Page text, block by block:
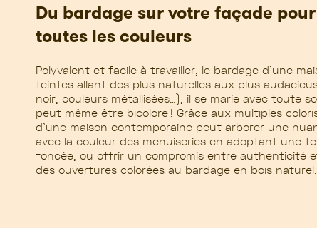
Du bardage sur votre façade
toutes les couleurs
Polyvalent et facile à travailler, le bardage d’une
teintes allant des plus naturelles aux plus
noir, couleurs métallisées…), il se marie avec toute
peut même être bicolore ! Grâce aux multiples
d’une maison contemporaine peut arborer une
avec la couleur des menuiseries en adoptant une
foncée, ou offrir un compromis entre authenticité
des ouvertures colorées au bardage en bois naturel.